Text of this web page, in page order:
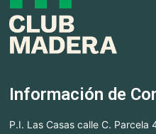
Información de
P.I. Las Casas calle C. Parcela